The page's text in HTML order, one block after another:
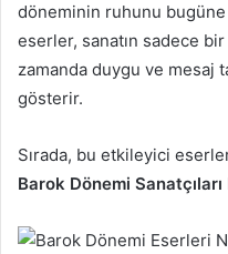
döneminin ruhunu bugüne
eserler, sanatın sadece
zamanda duygu ve mesaj
gösterir.
Sırada, bu etkileyici
Barok Dönemi Sanatçıları